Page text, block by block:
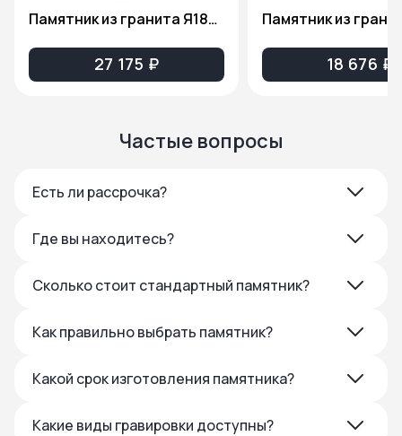
Памятник из гранита Я1806
27 175 ₽
Памятник из
18 676 ₽
Частые вопросы
Есть ли рассрочка?
Где вы находитесь?
Сколько стоит стандартный памятник?
Как правильно выбрать памятник?
Какой срок изготовления памятника?
Какие виды гравировки доступны?